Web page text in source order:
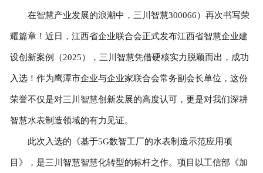
在智慧产业发展的浪潮中，三川智慧300066）再次书写荣
耀篇章！近日，江西省企业联合会正式发布江西省智慧企业建
设创新案例（2025），三川智慧凭借硬核实力脱颖而出，成功
入选！作为鹰潭市企业与企业家联合会常务副会长单位，这份
荣誉不仅是对三川智慧创新发展的高度认可，更是对我们深耕
智慧水表制造领域的有力见证。
此次入选的《基于5G数智工厂的水表制造示范应用项
目》，是三川智慧智慧化转型的标杆之作。项目以工信部《加